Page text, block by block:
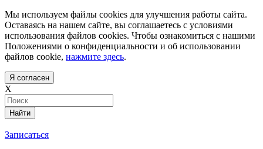
Мы используем файлы cookies для улучшения работы сайта.
Оставаясь на нашем сайте, вы соглашаетесь с условиями
использования файлов cookies. Чтобы ознакомиться с нашими
Положениями о конфиденциальности и об использовании
файлов cookie, нажмите здесь.
Я согласен
X
Найти
Записаться